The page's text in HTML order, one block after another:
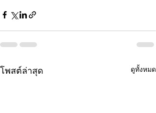
โพสต์ล่าสุด ดูทั้งหมด